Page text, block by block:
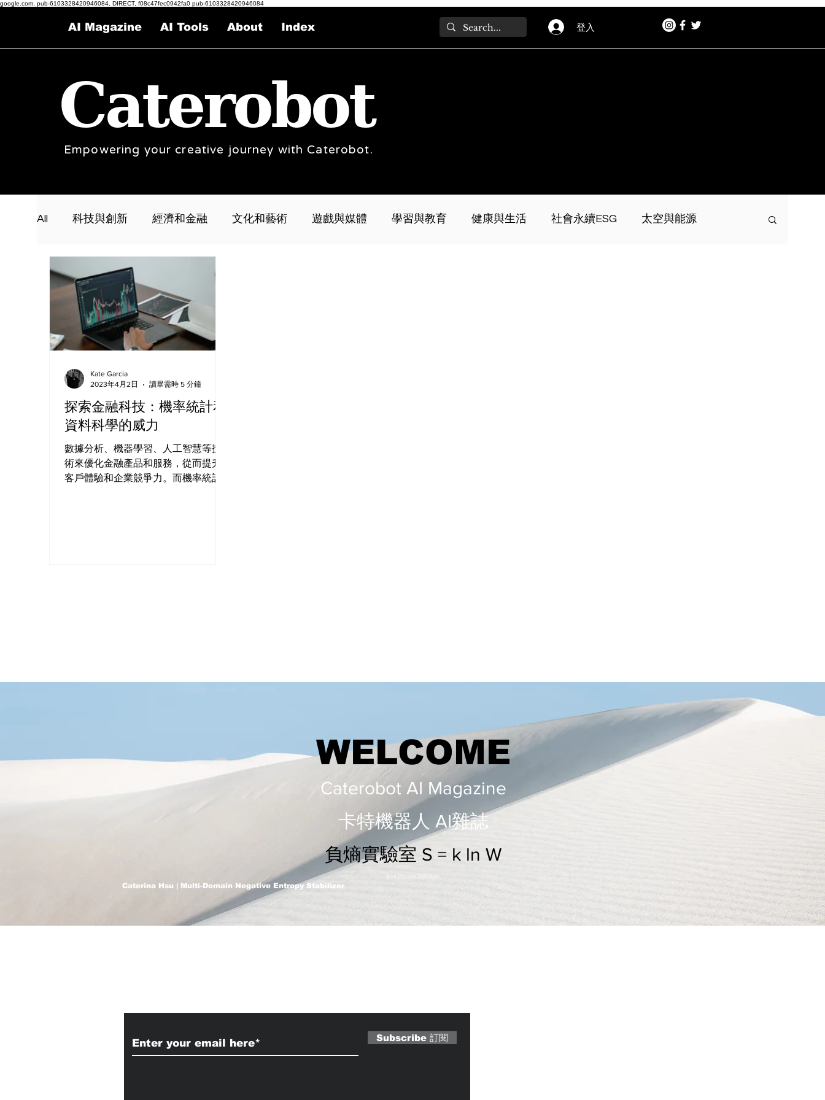
google.com, pub-6103328420946084, DIRECT, f08c47fec0942fa0 pub-6103328420946084
AI Magazine AI Tools About Index 登入
Caterobot
Empowering your creative journey with Caterobot.
All 科技與創新 經濟和金融 文化和藝術 遊戲與媒體 學習與教育 健康與生活 社會永續ESG 太空與能源
探索金融科技：機率統計和
資料科學的威力
數據分析、機器學習、人工智慧等技
術來優化金融產品和服務，從而提升
客戶體驗和企業競爭力。而機率統計
Kate Garcia
2023年4月2日
讀畢需時 5 分鐘
WELCOME
Caterobot AI Magazine
​​卡特機器人 AI雜誌
負熵實驗室 S = k ln W
2nm Process Stabilizer
Caterina Hsu | Multi-Domain Negative Entropy Stabilizer
Subscribe 訂閱